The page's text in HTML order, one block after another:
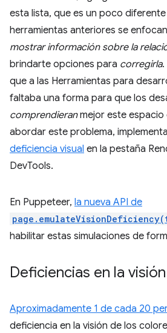
esta lista, que es un poco
herramientas anteriores se
mostrar información sobre la
brindarte opciones para corregirla.
que a las Herramientas para
faltaba una forma para que los
comprendieranmejor este espacio
abordar este problema,
deficiencia visual en la pestaña
DevTools.
En Puppeteer, la nueva API de
habilitar estas simulaciones de
Deficiencias en la
Aproximadamente 1 de cada 20
deficiencia en la visión de los